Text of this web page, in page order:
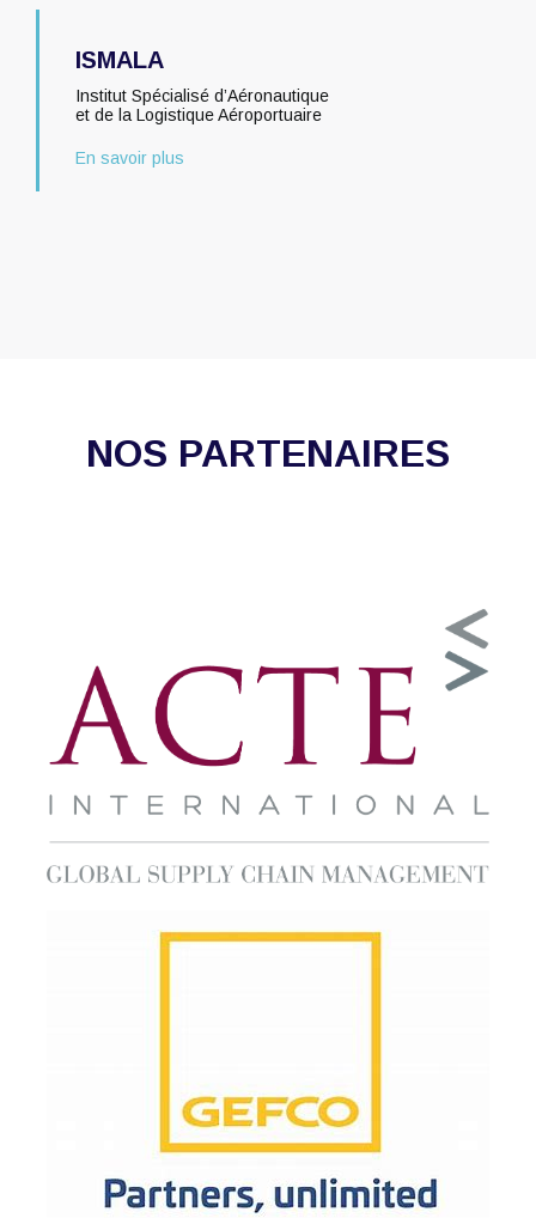
ISMALA
Institut Spécialisé d’Aéronautique
et de la Logistique Aéroportuaire
En savoir plus
NOS PARTENAIRES